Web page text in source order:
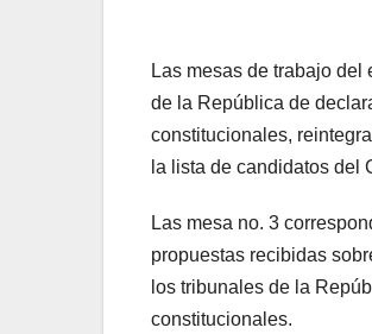
Las mesas de trabajo
de la República de
constitucionales,
la lista de candidatos del
Las mesa no. 3
propuestas recibidas
los tribunales de la
constitucionales.